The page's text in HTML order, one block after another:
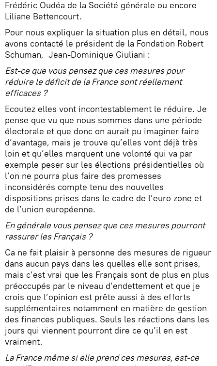
Frédéric Oudéa de la Société générale ou encore
Liliane Bettencourt.
Pour nous expliquer la situation plus en détail, nous
avons contacté le président de la Fondation Robert
Schuman, Jean-Dominique Giuliani :
Est-ce que vous pensez que ces mesures pour
réduire le déficit de la France sont réellement
efficaces ?
Ecoutez elles vont incontestablement le réduire. Je
pense que vu que nous sommes dans une période
électorale et que donc on aurait pu imaginer faire
d’avantage, mais je trouve qu’elles vont déjà très
loin et qu’elles marquent une volonté qui va par
exemple peser sur les élections présidentielles où
l’on ne pourra plus faire des promesses
inconsidérés compte tenu des nouvelles
dispositions prises dans le cadre de l’euro zone et
de l’union européenne.
En générale vous pensez que ces mesures pourront
rassurer les Français ?
Ca ne fait plaisir à personne des mesures de rigueur
dans aucun pays dans les quelles elle sont prises,
mais c’est vrai que les Français sont de plus en plus
préoccupés par le niveau d’endettement et que je
crois que l’opinion est prête aussi à des efforts
supplémentaires notamment en matière de gestion
des finances publiques. Seuls les réactions dans les
jours qui viennent pourront dire ce qu’il en est
vraiment.
La France même si elle prend ces mesures, est-ce